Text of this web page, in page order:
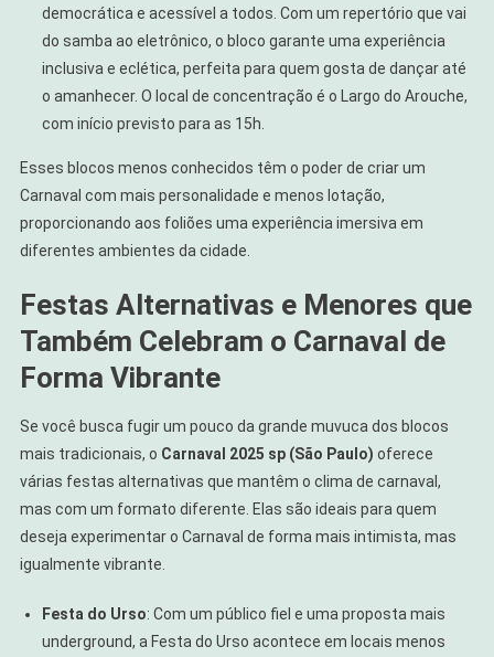
democrática e acessível a todos. Com um repertório que vai
do samba ao eletrônico, o bloco garante uma experiência
inclusiva e eclética, perfeita para quem gosta de dançar até
o amanhecer. O local de concentração é o Largo do Arouche,
com início previsto para as 15h.
Esses blocos menos conhecidos têm o poder de criar um
Carnaval com mais personalidade e menos lotação,
proporcionando aos foliões uma experiência imersiva em
diferentes ambientes da cidade.
Festas Alternativas e Menores que
Também Celebram o Carnaval de
Forma Vibrante
Se você busca fugir um pouco da grande muvuca dos blocos
mais tradicionais, o Carnaval 2025 sp (São Paulo) oferece
várias festas alternativas que mantêm o clima de carnaval,
mas com um formato diferente. Elas são ideais para quem
deseja experimentar o Carnaval de forma mais intimista, mas
igualmente vibrante.
Festa do Urso: Com um público fiel e uma proposta mais
underground, a Festa do Urso acontece em locais menos